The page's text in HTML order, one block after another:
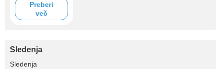
Preberi
več
Sledenja
Sledenja